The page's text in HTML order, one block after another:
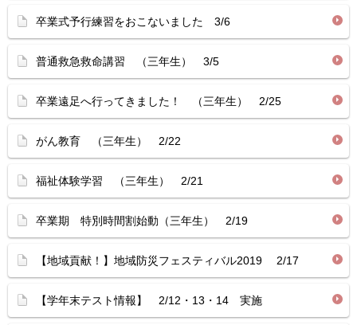
卒業式予行練習をおこないました 3/6
普通救急救命講習 （三年生） 3/5
卒業遠足へ行ってきました！ （三年生） 2/25
がん教育 （三年生） 2/22
福祉体験学習 （三年生） 2/21
卒業期 特別時間割始動（三年生） 2/19
【地域貢献！】地域防災フェスティバル2019 2/17
【学年末テスト情報】 2/12・13・14 実施